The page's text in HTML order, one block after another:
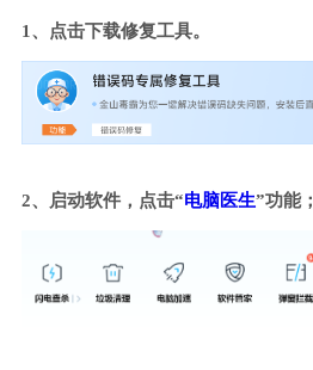
1、点击下载修复工具。
2、启动软件，点击“电脑医生”功能；